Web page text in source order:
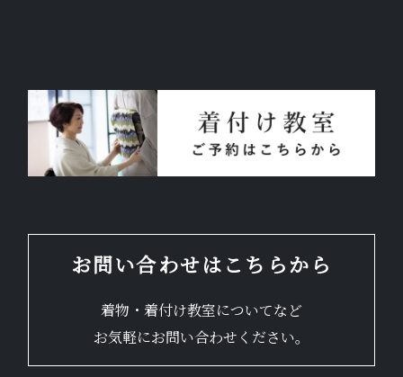
お問い合わせはこちらから
着物・着付け教室についてなど
お気軽にお問い合わせください。